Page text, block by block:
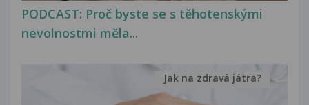
PODCAST: Proč byste se s těhotenskými
nevolnostmi měla...
Jak na zdravá játra?